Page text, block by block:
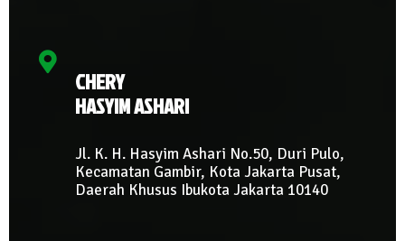
CHERY
HASYIM ASHARI
Jl. K. H. Hasyim Ashari No.50, Duri Pulo,
Kecamatan Gambir, Kota Jakarta Pusat,
Daerah Khusus Ibukota Jakarta 10140